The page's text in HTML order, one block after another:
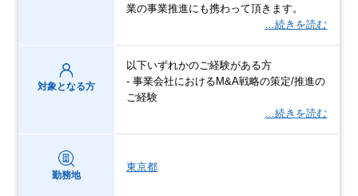
業の事業推進にも携わって頂きます。
…続きを読む
対象となる方
以下いずれかのご経験がある方
- 事業会社におけるM&A戦略の策定/推進の
ご経験
…続きを読む
勤務地
東京都